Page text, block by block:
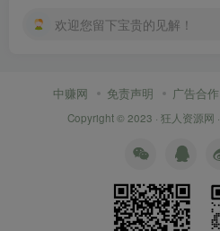
欢迎您留下宝贵的见解！
中赚网 免责声明 广告合作
Copyright © 2023 · 狂人资源网 ·